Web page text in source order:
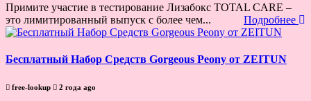
Примите участие в тестирование Лизабокс TOTAL CARE –
это лимитированный выпуск с более чем...
Подробнее
Бесплатный Набор Средств Gorgeous Peony от ZEITUN
free-lookup 2 года ago